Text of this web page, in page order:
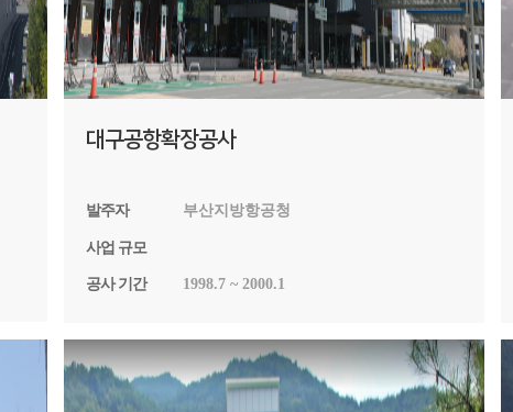
대구공항확장공사
발주자 부산지방항공청
사업 규모
공사 기간 1998.7 ~ 2000.1